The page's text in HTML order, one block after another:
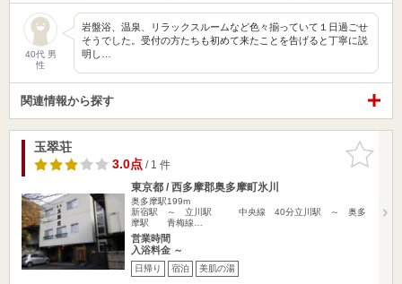
40代 男
性
岩盤浴、温泉、リラックスルームなど色々揃っていて１日過ごせ
そうでした。受付の方たちも初めて来たことを告げると丁寧に説
明し…
関連情報から探す
お気に入
りに追加
玉翠荘
3.0点/ 1 件
東京都 / 西多摩郡奥多摩町氷川
奥多摩駅199m
新宿駅 ～ 立川駅 中央線 40分立川駅 ～ 奥多
摩駅 青梅線…
営業時間
入浴料金 ～
日帰り 宿泊 美肌の湯